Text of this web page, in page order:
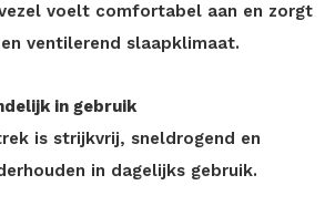
voelt comfortabel aan en zorgt
ventilerend slaapklimaat.
in gebruik
is strijkvrij, sneldrogend en
in dagelijks gebruik.